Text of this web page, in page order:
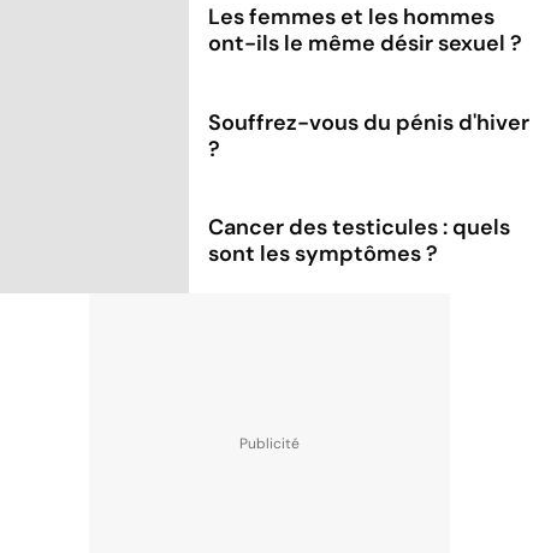
Les femmes et les hommes
ont-ils le même désir sexuel ?
Souffrez-vous du pénis d'hiver
?
Cancer des testicules : quels
sont les symptômes ?